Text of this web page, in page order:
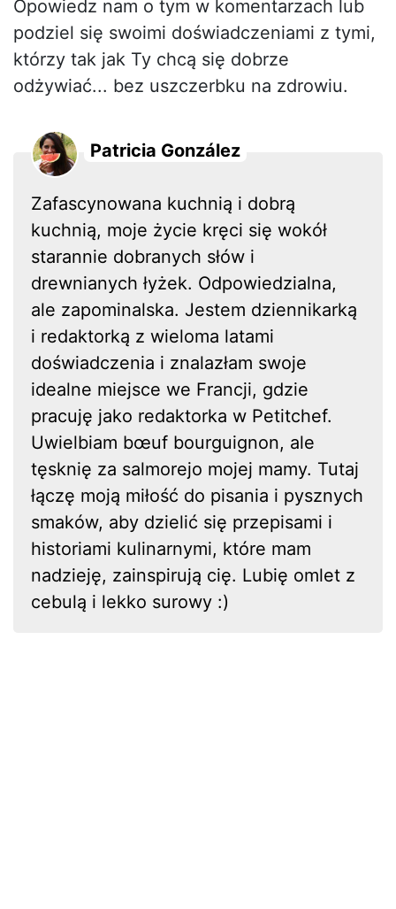
Opowiedz nam o tym w komentarzach lub
podziel się swoimi doświadczeniami z tymi,
którzy tak jak Ty chcą się dobrze
odżywiać... bez uszczerbku na zdrowiu.
Patricia González
Zafascynowana kuchnią i dobrą
kuchnią, moje życie kręci się wokół
starannie dobranych słów i
drewnianych łyżek. Odpowiedzialna,
ale zapominalska. Jestem dziennikarką
i redaktorką z wieloma latami
doświadczenia i znalazłam swoje
idealne miejsce we Francji, gdzie
pracuję jako redaktorka w Petitchef.
Uwielbiam bœuf bourguignon, ale
tęsknię za salmorejo mojej mamy. Tutaj
łączę moją miłość do pisania i pysznych
smaków, aby dzielić się przepisami i
historiami kulinarnymi, które mam
nadzieję, zainspirują cię. Lubię omlet z
cebulą i lekko surowy :)